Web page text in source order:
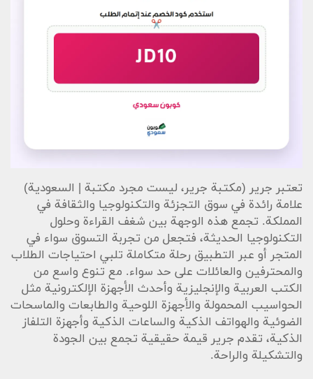
تعتبر جرير (مكتبة جرير، ليست مجرد مكتبة | السعودية)
علامة رائدة في سوق التجزئة والتكنولوجيا والثقافة في
المملكة. تجمع هذه الوجهة بين شغف القراءة وحلول
التكنولوجيا الحديثة، فتجعل من تجربة التسوق سواء في
المتجر أو عبر التطبيق رحلة متكاملة تلبي احتياجات الطلاب
والمحترفين والعائلات على حد سواء. مع تنوع واسع من
الكتب العربية والإنجليزية وأحدث الأجهزة الإلكترونية مثل
الحواسيب المحمولة والأجهزة اللوحية والطابعات والماسحات
الضوئية والهواتف الذكية والساعات الذكية وأجهزة التلفاز
الذكية، تقدم جرير قيمة حقيقية تجمع بين الجودة
والتشكيلة والراحة.